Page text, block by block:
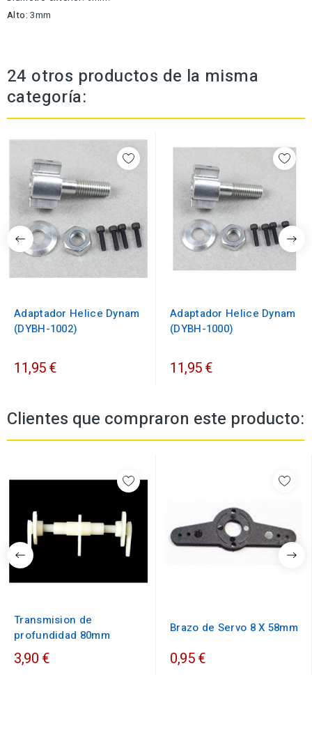
Alto: 3mm
24 otros productos de la misma
categoría:
Adaptador Helice Dynam
(DYBH-1002)
11,95 €
Adaptador Helice Dynam
(DYBH-1000)
11,95 €
Clientes que compraron este producto:
Transmision de
profundidad 80mm
3,90 €
Brazo de Servo 8 X 58mm
0,95 €